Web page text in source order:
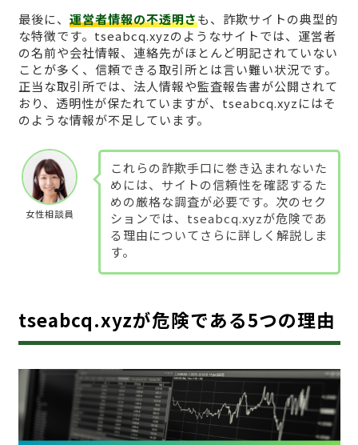
最後に、 運営者情報の不透明さも、詐欺サイトの典型的
な特徴です。tseabcq.xyzのようなサイトでは、運営者
の名前や会社情報、連絡先がほとんど明記されていない
ことが多く、信頼できる取引所とは言い難い状況です。
正当な取引所では、法人情報や監査報告書が公開されて
おり、透明性が保たれていますが、tseabcq.xyzにはそ
のような情報が不足しています。
女性相談員
これらの詐欺手口に巻き込まれないた
めには、サイトの信頼性を確認するた
めの厳格な調査が必要です。次のセク
ションでは、tseabcq.xyzが危険であ
る理由についてさらに詳しく解説しま
す。
tseabcq.xyzが危険である5つの理由